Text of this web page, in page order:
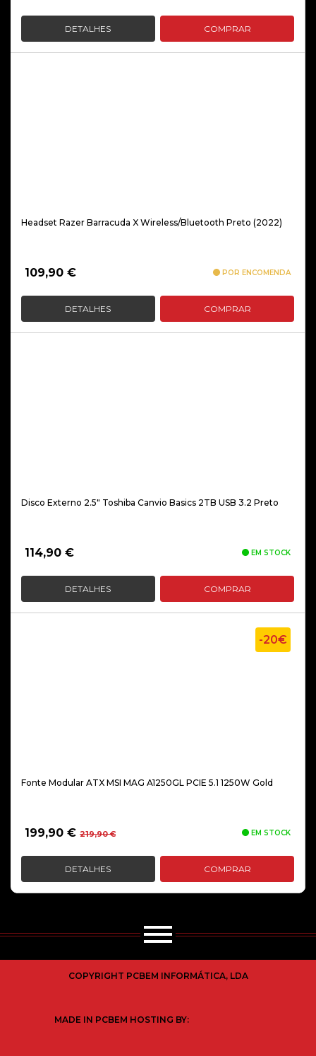
DETALHES COMPRAR
Headset Razer Barracuda X Wireless/Bluetooth Preto (2022)
109,90 € POR ENCOMENDA
DETALHES COMPRAR
Disco Externo 2.5″ Toshiba Canvio Basics 2TB USB 3.2 Preto
114,90 € EM STOCK
DETALHES COMPRAR
-20€
Fonte Modular ATX MSI MAG A1250GL PCIE 5.1 1250W Gold
219,90€O
era:
199,90 €
O
é:
EM STOCK
DETALHES COMPRAR
COPYRIGHT PCBEM INFORMÁTICA, LDA
MADE IN PCBEM HOSTING BY: